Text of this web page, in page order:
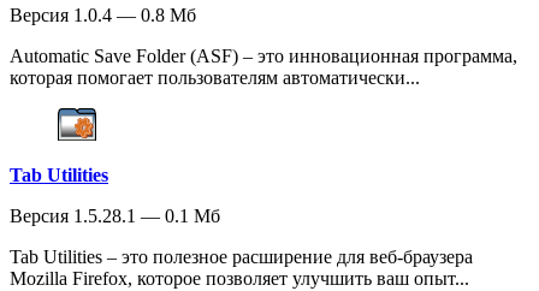
Версия 1.0.4 — 0.8 Мб
Automatic Save Folder (ASF) – это инновационная программа,
которая помогает пользователям автоматически...
Tab Utilities
Версия 1.5.28.1 — 0.1 Мб
Tab Utilities – это полезное расширение для веб-браузера
Mozilla Firefox, которое позволяет улучшить ваш опыт...